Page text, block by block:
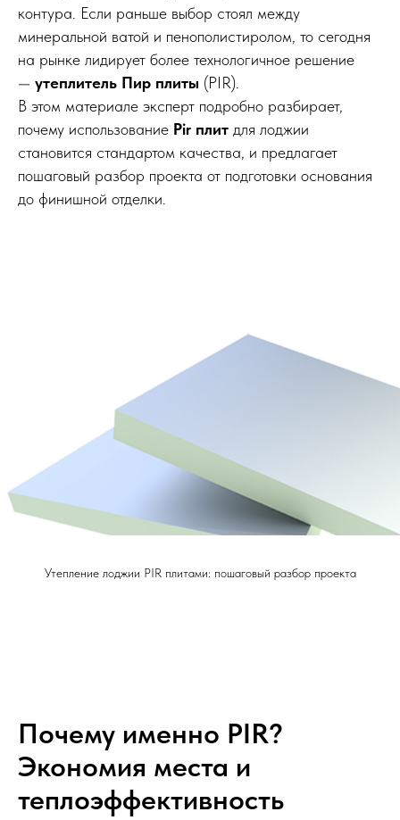
контура. Если раньше выбор стоял между
минеральной ватой и пенополистиролом, то сегодня
на рынке лидирует более технологичное решение
— утеплитель Пир плиты (PIR).
В этом материале эксперт подробно разбирает,
почему использование Pir плит для лоджии
становится стандартом качества, и предлагает
пошаговый разбор проекта от подготовки основания
до финишной отделки.
Утепление лоджии PIR плитами: пошаговый разбор проекта
Почему именно PIR?
Экономия места и
теплоэффективность